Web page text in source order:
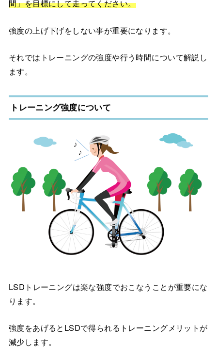
間」を目標にして走ってください。
強度の上げ下げをしない事が重要になります。
それではトレーニングの強度や行う時間について解説し
ます。
トレーニング強度について
LSDトレーニングは楽な強度でおこなうことが重要にな
ります。
強度をあげるとLSDで得られるトレーニングメリットが
減少します。